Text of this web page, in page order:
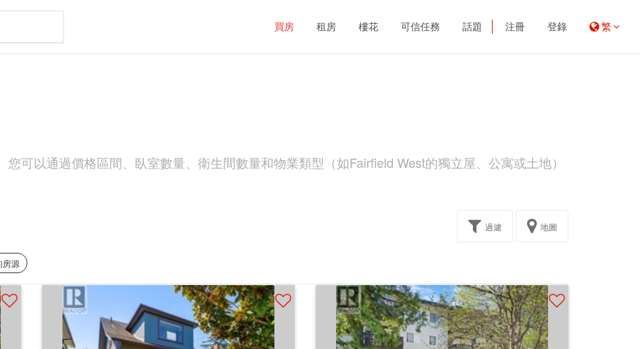
買房 租房 樓花 可信任務 話題 注冊 登錄 繁
可以通過價格區間、臥室數量、衛生間數量和物業類型（如Fairfield West的獨立屋、公寓或土地）
過濾 地圖
房源